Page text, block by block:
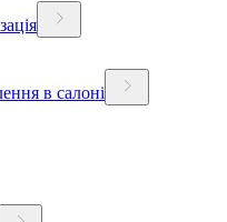
в салоні